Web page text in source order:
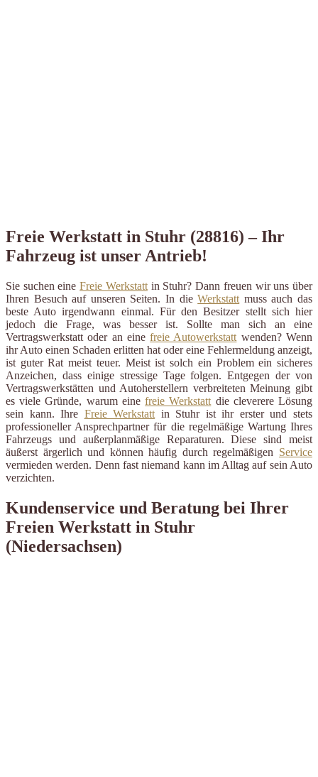
Freie Werkstatt in Stuhr (28816) – Ihr
Fahrzeug ist unser Antrieb!
Sie suchen eineFreie Werkstattin Stuhr? Dann freuen wir uns über
Ihren Besuch auf unseren Seiten. In dieWerkstatt muss auch das
beste Auto irgendwann einmal. Für den Besitzer stellt sich hier
jedoch die Frage, was besser ist. Sollte man sich an eine
Vertragswerkstatt oder an einefreie Autowerkstatt wenden? Wenn
ihr Auto einen Schaden erlitten hat oder eine Fehlermeldung anzeigt,
ist guter Rat meist teuer. Meist ist solch ein Problem ein sicheres
Anzeichen, dass einige stressige Tage folgen. Entgegen der von
Vertragswerkstätten und Autoherstellern verbreiteten Meinung gibt
es viele Gründe, warum einefreie Werkstatt die cleverere Lösung
sein kann. Ihre Freie Werkstatt in Stuhr ist ihr erster und stets
professioneller Ansprechpartner für die regelmäßige Wartung Ihres
Fahrzeugs und außerplanmäßige Reparaturen. Diese sind meist
äußerst ärgerlich und können häufig durch regelmäßigen Service
vermieden werden. Denn fast niemand kann im Alltag auf sein Auto
verzichten.
Kundenservice und Beratung bei Ihrer
Freien Werkstatt in Stuhr
(Niedersachsen)